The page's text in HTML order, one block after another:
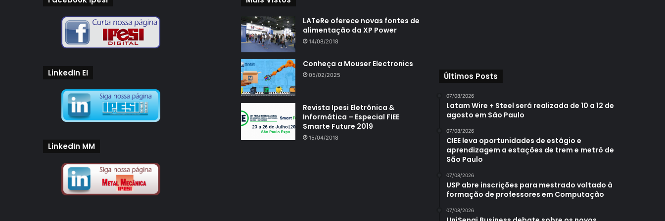
LinkedIn EI
LinkedIn MM
LATeRe oferece novas fontes de
alimentação da XP Power
14/08/2018
Conheça a Mouser Electronics
05/02/2025
Revista Ipesi Eletrônica &
Informática – Especial FIEE
Smarte Future 2019
15/04/2018
Últimos Posts
07/08/2026
Latam Wire + Steel será realizada de 10 a 12 de
agosto em São Paulo
07/08/2026
CIEE leva oportunidades de estágio e
aprendizagem a estações de trem e metrô de
São Paulo
07/08/2026
USP abre inscrições para mestrado voltado à
formação de professores em Computação
07/08/2026